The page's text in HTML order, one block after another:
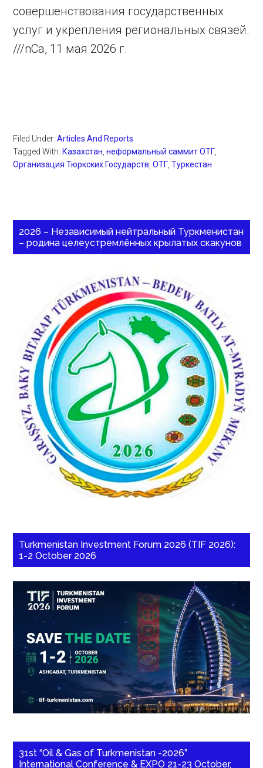
совершенствования государственных
услуг и укрепления региональных связей.
///nCa, 11 мая 2026 г.
Filed Under:Articles And Reports
Tagged With: Казахстан ,неформальный саммит ОТГ
Организация Тюркских Государств ,ОТГ ,Туркестан
2026 – Независимый нейтральный Туркменистан
– родина целеустремлённых крылатых скакунов
Turkmenistan Investment Forum 2026 (TIF 2026):
1-2 October 2026
31st “Oil & Gas of Turkmenistan -2026”
International Conference & EXPO 21-23 October,